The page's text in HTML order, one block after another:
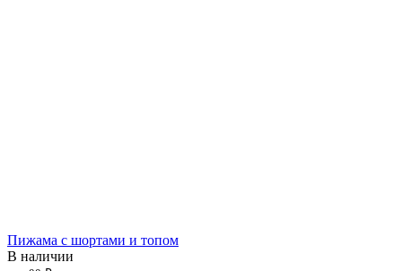
Пижама с шортами и топом
В наличии